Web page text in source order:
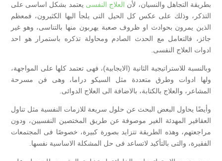
بطريقة التجاهل والنسيان، لأن العلاج النفسى يعتمد بشكل اساسى على
التذكر، وذلك على عكس كل الحيل التى يلجأ اليها الكثيرون، فمعظم
الذين يمرون بحوادث او ظروف صعبة يهربون منها بالتناسى، وهو غير
جائز، فالتعامل مع الحدث الصادم ومحاولة تذكره باستمرار هو احد
ادوات العلاج النفسى.
وبالنسبة للاستراتيجية الثانية (الايجابية)، فهى تعتمد كلها على المواجهة،
ولها ادوات وطرق متعددة مثل السيكو دراما، وهى فن مسرحة
المشاعر، والعلاج بالكتابة، بالاضافة الى العلاج الدوائى.
وأيضًا يحاول البعض البحث عن حلول سريعة للازمات النفسية مثل تناول
العقاقير المهدئة الغير موصوفة عن طريق المختصين النفسيين، ودون
مراجعتهم، وهذه الطريقة تتزايد بصورة كبيرة، خصوصًا فى المجتمعات
الفقيرة، والتى بالتأكيد لاتساعد فى حل المشكلة الاساسية نفسها.